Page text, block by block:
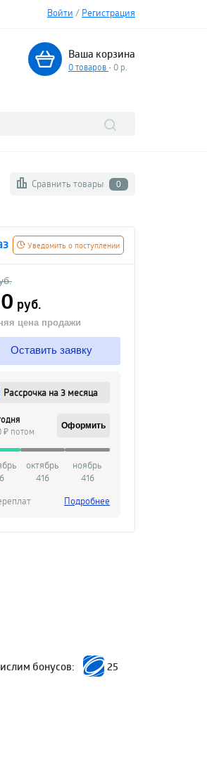
Войти / Регистрация
Ваша корзина
0товаров - 0 р.
Сравнить товары 0
Уведомить о поступлении
руб.
цена продажи
Оставить заявку
Рассрочка на 3 месяца
₽ потом
Оформить
октябрь
416
ноябрь
416
Подробнее
бонусов: 25